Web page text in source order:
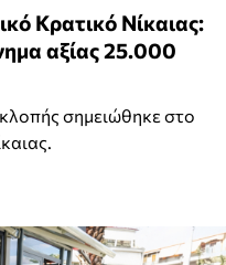
Κρατικό Νίκαιας:
αξίας 25.000
σημειώθηκε στο